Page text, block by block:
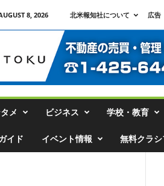
8, 2026 北米報知社について 広告
メ ビジネス 学校・教育
イド イベント情報 無料クラ